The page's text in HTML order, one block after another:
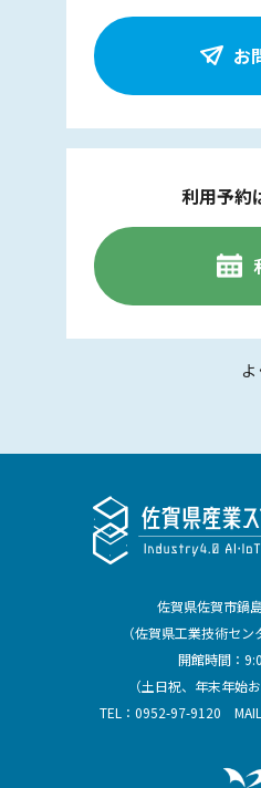
お
利用予約
佐賀県佐賀市鍋
（佐賀県工業技術セン
開館時間：
（土日祝、年末年始
TEL： 0952-97-9120